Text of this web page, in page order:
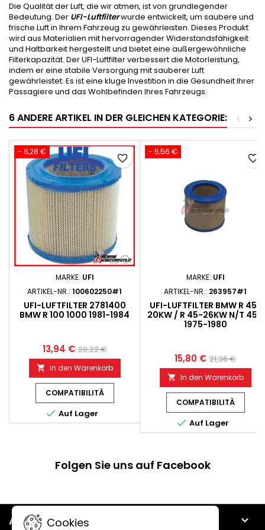
Die Qualität der Luft, die wir atmen, ist von grundlegender
Bedeutung. Der UFI-Luftfilterwurde entwickelt, um saubere und
frische Luft in Ihrem Fahrzeug zu gewährleisten. Dieses Produkt
wird aus Materialien mit hervorragender Widerstandsfähigkeit
und Haltbarkeit hergestellt und bietet eine außergewöhnliche
Filterkapazität. Der UFI-Luftfilter verbessert die Motorleistung,
indem er eine stabile Versorgung mit sauberer Luft
gewährleistet. Es ist eine kluge Investition in die Gesundheit Ihrer
Passagiere und das Wohlbefinden Ihres Fahrzeugs.
6 ANDERE ARTIKEL IN DER GLEICHEN KATEGORIE: >
<
- 6,28 €
MARKE: UFI
ARTIKEL-NR.: 100602250#1
UFI-LUFTFILTER 2781400
BMW R 100 1000 1981-1984
13,94 € 20,22 €
 In den Warenkorb
COMPATIBILITÀ
 Auf Lager
favorite_border
- 5,56 €
MARKE: UFI
ARTIKEL-NR.: 263957#1
UFI-LUFTFILTER BMW R 45-
20KW / R 45-26KW N/T 450
1975-1980
15,80 € 21,36 €
 In den Warenkorb
COMPATIBILITÀ
 Auf Lager
favorite_border
Folgen Sie uns auf Facebook
ARTIKEL 
Cookies